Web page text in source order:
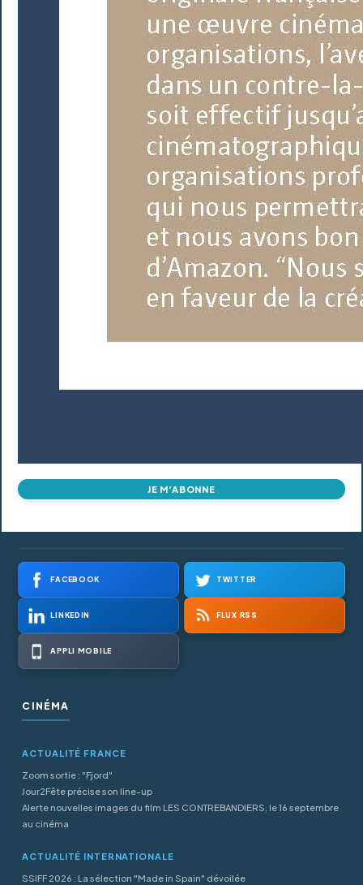
JE M'ABONNE
FACEBOOK TWITTER
LINKEDIN FLUX RSS
APPLI MOBILE
CINÉMA
ACTUALITÉ FRANCE
Zoom sortie : "Fjord"
Jour2Fête précise son line-up
Alerte nouvelles images du film LES CONTREBANDIERS, le 16 septembre
au cinéma
ACTUALITÉ INTERNATIONALE
SSIFF 2026 : La sélection "Made in Spain" dévoilée